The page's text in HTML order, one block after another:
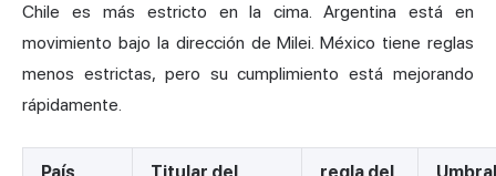
Chile es más estricto en la cima. Argentina está en
movimiento bajo la dirección de Milei. México tiene reglas
menos estrictas, pero su cumplimiento está mejorando
rápidamente.